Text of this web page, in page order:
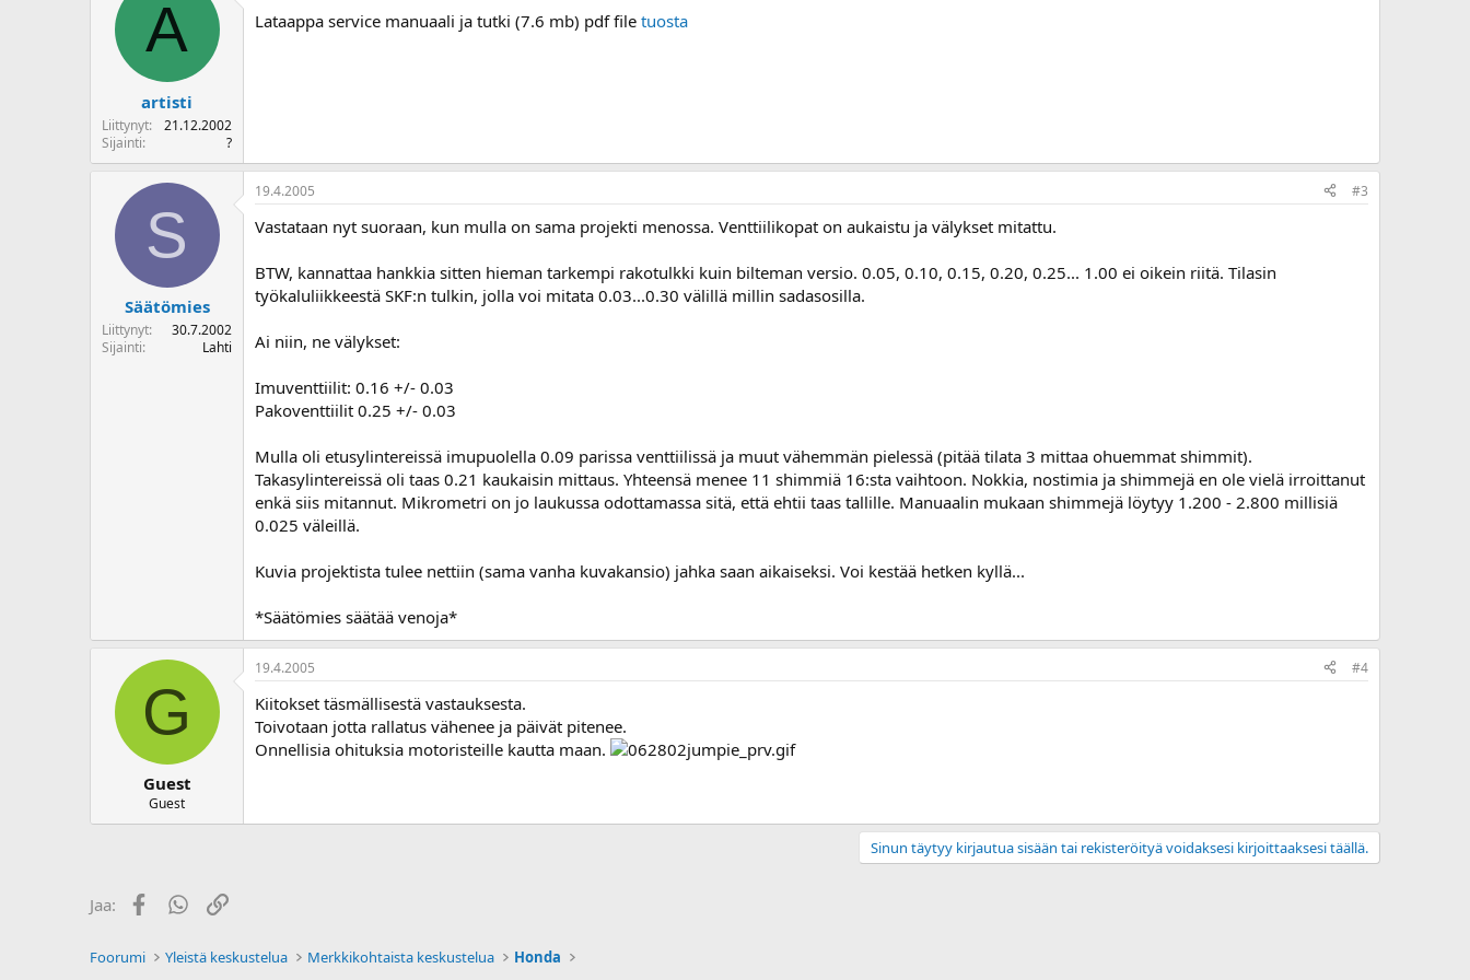
a
A
artisti
Liittynyt
21.12.2002
Sijainti
?
Lataappa service manuaali ja tutki (7.6 mb) pdf file tuosta
S
Säätömies
Liittynyt
30.7.2002
Sijainti
Lahti
19.4.2005 #3
Vastataan nyt suoraan, kun mulla on sama projekti menossa. Venttiilikopat on aukaistu ja välykset mitattu.
BTW, kannattaa hankkia sitten hieman tarkempi rakotulkki kuin bilteman versio. 0.05, 0.10, 0.15, 0.20, 0.25... 1.00 ei oikein riitä. Tilasin
työkaluliikkeestä SKF:n tulkin, jolla voi mitata 0.03...0.30 välillä millin sadasosilla.
Ai niin, ne välykset:
Imuventtiilit: 0.16 +/- 0.03
Pakoventtiilit 0.25 +/- 0.03
Mulla oli etusylintereissä imupuolella 0.09 parissa venttiilissä ja muut vähemmän pielessä (pitää tilata 3 mittaa ohuemmat shimmit).
Takasylintereissä oli taas 0.21 kaukaisin mittaus. Yhteensä menee 11 shimmiä 16:sta vaihtoon. Nokkia, nostimia ja shimmejä en ole vielä irroittanut
enkä siis mitannut. Mikrometri on jo laukussa odottamassa sitä, että ehtii taas tallille. Manuaalin mukaan shimmejä löytyy 1.200 - 2.800 millisiä
0.025 väleillä.
Kuvia projektista tulee nettiin (sama vanha kuvakansio) jahka saan aikaiseksi. Voi kestää hetken kyllä...
*Säätömies säätää venoja*
G
Guest
Guest
19.4.2005 #4
Kiitokset täsmällisestä vastauksesta.
Toivotaan jotta rallatus vähenee ja päivät pitenee.
Onnellisia ohituksia motoristeille kautta maan.
Sinun täytyy kirjautua sisään tai rekisteröityä voidaksesi kirjoittaaksesi täällä.
Jaa: FacebookWhatsApp
Linkki
Foorumi Yleistä keskustelua Merkkikohtaista keskustelua Honda